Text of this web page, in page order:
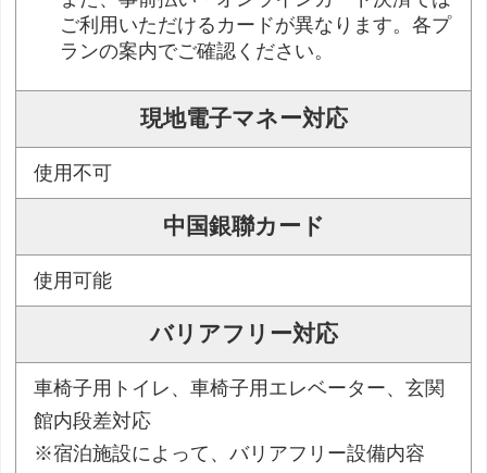
ご利用いただけるカードが異なります。各プ
ランの案内でご確認ください。
現地電子マネー対応
使用不可
中国銀聯カード
使用可能
バリアフリー対応
車椅子用トイレ、車椅子用エレベーター、玄関
館内段差対応
※宿泊施設によって、バリアフリー設備内容